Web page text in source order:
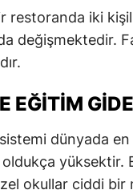
restoranda iki
değişmektedir.
EĞITIM
dünyada
yüksektir.
okullar ciddi bir